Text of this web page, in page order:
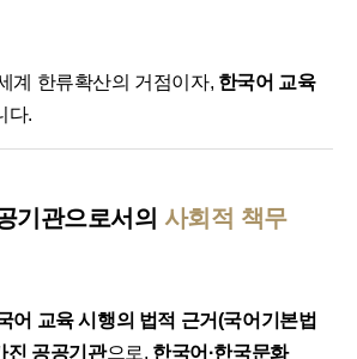
계 한류확산의 거점이자, 한국어 교육
다.
기관으로서의 사회적 책무
어 교육 시행의 법적 근거(국어기본법
진 공공기관으로, 한국어·한국문화